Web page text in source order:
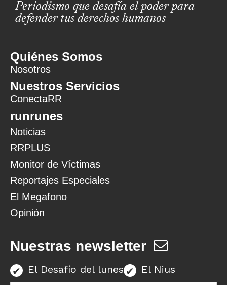
Periodismo que desafía el poder para
defender tus derechos humanos
Quiénes Somos
Nosotros
Nuestros Servicios
ConectaRR
runrunes
Noticias
RRPLUS
Monitor de Víctimas
Reportajes Especiales
El Megafono
Opinión
Nuestras newsletter
El Desafío del lunes El Nius